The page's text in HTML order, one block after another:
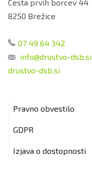
Cesta prvih borcev 44
8250 Brežice
07 49 64 342
info@drustvo-dsb.si
drustvo-dsb.si
Pravno obvestilo
GDPR
Izjava o dostopnosti